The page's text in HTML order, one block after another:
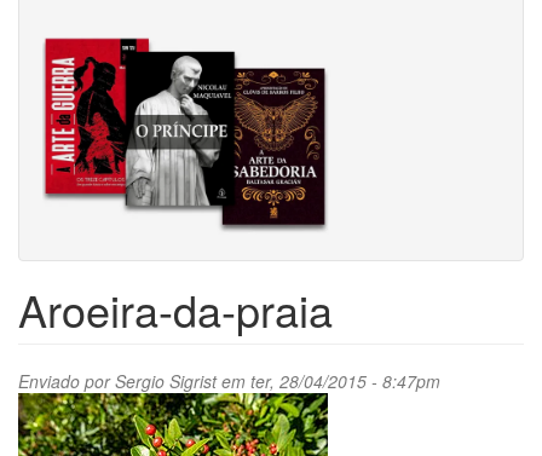
Aroeira-da-praia
Enviado porSergio Sigristem ter, 28/04/2015 - 8:47pm